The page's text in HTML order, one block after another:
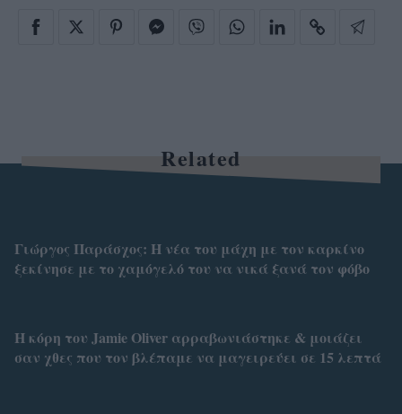
Related
Γιώργος Παράσχος: Η νέα του μάχη με τον καρκίνο
ξεκίνησε με το χαμόγελό του να νικά ξανά τον φόβο
Η κόρη του Jamie Oliver αρραβωνιάστηκε & μοιάζει
σαν χθες που τον βλέπαμε να μαγειρεύει σε 15 λεπτά